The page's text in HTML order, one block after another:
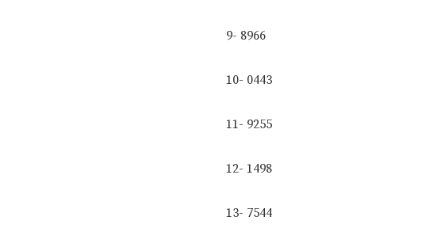
9- 8966
10- 0443
11- 9255
12- 1498
13- 7544